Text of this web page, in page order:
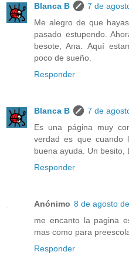
Blanca B
7 de
Me alegro de que
pasado estupendo.
besote, Ana. Aquí
poco de sueño.
Responder
Blanca B
7 de
Es una página muy
verdad es que cuando
buena ayuda. Un besito,
Responder
Anónimo 8 de agosto
me encanto la pagina
mas como para
Responder